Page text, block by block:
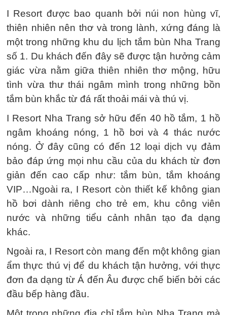
I Resort được bao quanh bởi núi non hùng vĩ,
thiên nhiên nên thơ và trong lành, xứng đáng là
một trong những khu du lịch tắm bùn Nha Trang
số 1. Du khách đến đây sẽ được tận hưởng cảm
giác vừa nằm giữa thiên nhiên thơ mộng, hữu
tình vừa thư thái ngâm mình trong những bồn
tắm bùn khắc từ đá rất thoải mái và thú vị.
I Resort Nha Trang sở hữu đến 40 hồ tắm, 1 hồ
ngâm khoáng nóng, 1 hồ bơi và 4 thác nước
nóng. Ở đây cũng có đến 12 loại dịch vụ đảm
bảo đáp ứng mọi nhu cầu của du khách từ đơn
giản đến cao cấp như: tắm bùn, tắm khoáng
VIP…Ngoài ra, I Resort còn thiết kế không gian
hồ bơi dành riêng cho trẻ em, khu công viên
nước và những tiểu cảnh nhân tạo đa dạng
khác.
Ngoài ra, I Resort còn mang đến một không gian
ẩm thực thú vị để du khách tận hưởng, với thực
đơn đa dạng từ Á đến Âu được chế biến bởi các
đầu bếp hàng đầu.